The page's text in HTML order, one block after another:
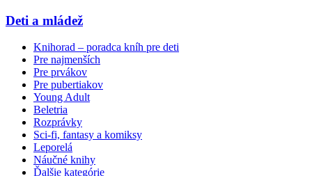
Deti a mládež
Knihorad – poradca kníh pre deti
Pre najmenších
Pre prvákov
Pre pubertiakov
Young Adult
Beletria
Rozprávky
Sci-fi, fantasy a komiksy
Leporelá
Náučné knihy
Ďalšie kategórie